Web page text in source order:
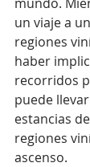
un viaje a
regiones
haber
recorridos
puede
estancias
regiones
ascenso.